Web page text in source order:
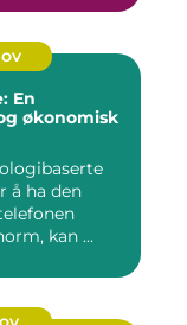
En
økonomisk
å ha den
kan ...